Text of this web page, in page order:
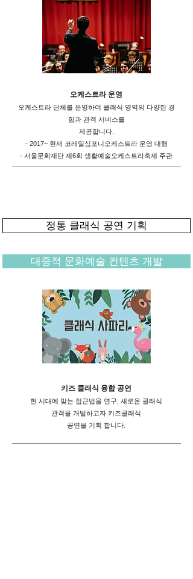
오케스트라 운영
오케스트라 단체를 운영하여 클래식 영역의 다양한 경
험과 관객 서비스를
제공합니다.
- 2017~ 현재 코레일심포니오케스트라 운영 대행
- 서울문화재단 제6회 생활예술오케스트라축제 주관
정통 클래식 공연 기획
대중적 문화예술 컨텐츠 개발
키즈 클래식 융합 공연
현 시대에 맞는 접근법을 연구, 새로운 클래식
관객을 개발하고자 키즈클래식
공연을 기획 합니다.